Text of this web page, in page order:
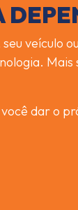
seu veículo
Mais
dar o